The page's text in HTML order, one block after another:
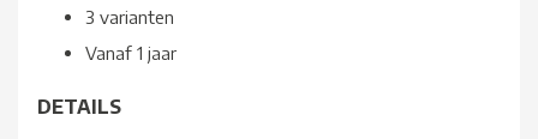
3 varianten
Vanaf 1 jaar
DETAILS